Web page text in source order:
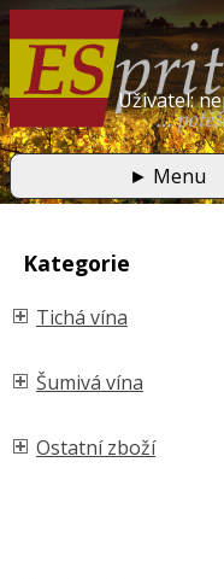
► Menu
Uživatel:
Kategorie
Tichá vína
Šumivá vína
Ostatní zboží